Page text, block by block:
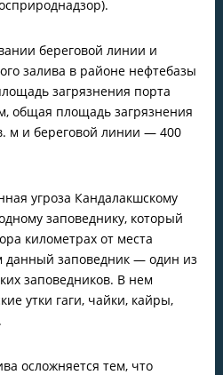
береговой линии и
залива в районе нефтебазы
загрязнения порта
общая площадь загрязнения
м и береговой линии — 400
угроза Кандалакшскому
заповеднику, который
километрах от места
данный заповедник — один из
заповедников. В нем
утки гаги, чайки, кайры,
осложняется тем, что